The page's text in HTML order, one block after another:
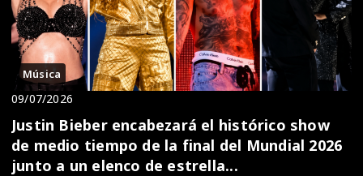
Música
09/07/2026
Justin Bieber encabezará el histórico show
de medio tiempo de la final del Mundial 2026
junto a un elenco de estrella...